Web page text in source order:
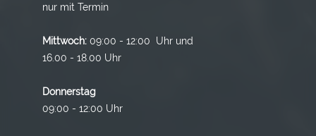
nur mit Termin
Mittwoch: 09:00 - 12:00 Uhr und
16.00 - 18.00 Uhr
Donnerstag
09:00 - 12:00 Uhr